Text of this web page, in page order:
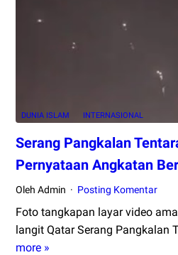
Menari
Teheran
DUNIA ISLAM INTERNASIONAL
Serang Pangkalan
Pernyataan Angkatan
Oleh Admin Posting Komentar
Foto tangkapan layar video
langit Qatar Serang Pangkalan
more »
Serang